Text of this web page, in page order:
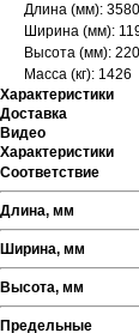
Длина (мм): 3580
Ширина (мм):
Высота (мм): 220
Масса (кг): 1426
Характеристики
Доставка
Видео
Характеристики
Соответствие
Длина, мм
Ширина, мм
Высота, мм
Предельные